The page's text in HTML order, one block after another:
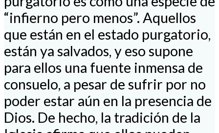
“infierno pero menos”. Aquellos
que están en el estado purgatorio,
están ya salvados, y eso supone
para ellos una fuente inmensa de
consuelo, a pesar de sufrir por no
poder estar aún en la presencia de
Dios. De hecho, la tradición de la